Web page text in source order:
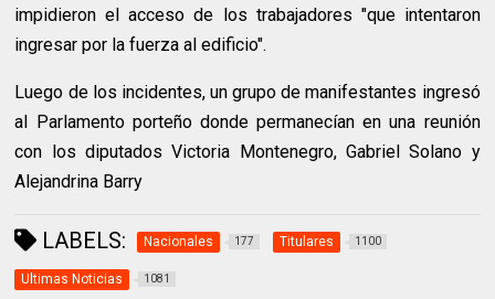
impidieron el acceso de los trabajadores "que intentaron
ingresar por la fuerza al edificio".
Luego de los incidentes, un grupo de manifestantes ingresó
al Parlamento porteño donde permanecían en una reunión
con los diputados Victoria Montenegro, Gabriel Solano y
Alejandrina Barry
LABELS: Nacionales 177 Titulares 1100
Ultimas Noticias 1081